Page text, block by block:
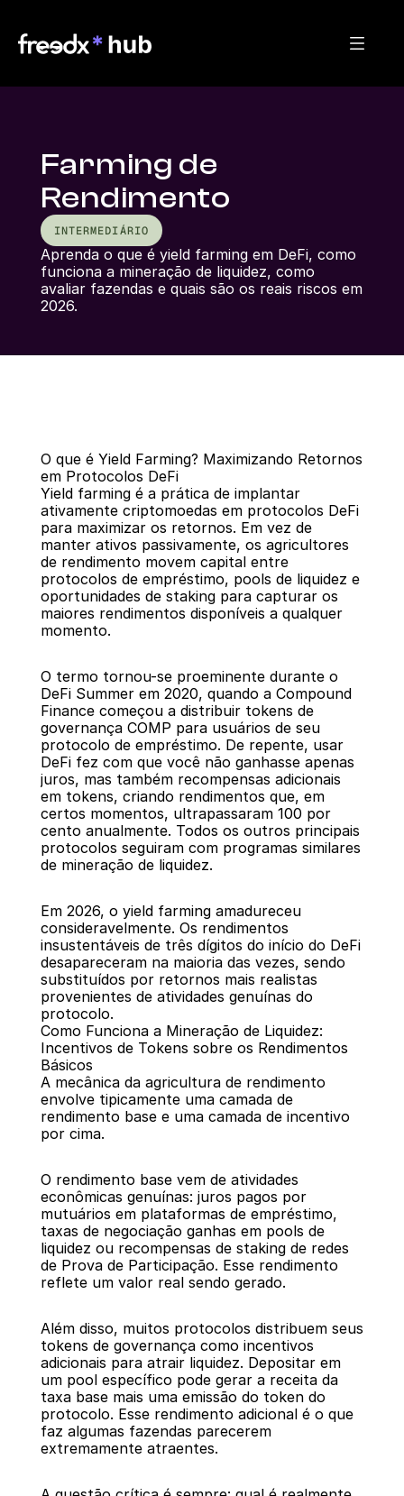
Farming de
Rendimento
INTERMEDIÁRIO
Aprenda o que é yield farming em DeFi, como
funciona a mineração de liquidez, como
avaliar fazendas e quais são os reais riscos em
2026.
Voltar
O que é Yield Farming? Maximizando Retornos
em Protocolos DeFi
Yield farming é a prática de implantar
ativamente criptomoedas em protocolos DeFi
para maximizar os retornos. Em vez de
manter ativos passivamente, os agricultores
de rendimento movem capital entre
protocolos de empréstimo, pools de liquidez e
oportunidades de staking para capturar os
maiores rendimentos disponíveis a qualquer
momento.
O termo tornou-se proeminente durante o
DeFi Summer em 2020, quando a Compound
Finance começou a distribuir tokens de
governança COMP para usuários de seu
protocolo de empréstimo. De repente, usar
DeFi fez com que você não ganhasse apenas
juros, mas também recompensas adicionais
em tokens, criando rendimentos que, em
certos momentos, ultrapassaram 100 por
cento anualmente. Todos os outros principais
protocolos seguiram com programas similares
de mineração de liquidez.
Em 2026, o yield farming amadureceu
consideravelmente. Os rendimentos
insustentáveis de três dígitos do início do DeFi
desapareceram na maioria das vezes, sendo
substituídos por retornos mais realistas
provenientes de atividades genuínas do
protocolo.
Como Funciona a Mineração de Liquidez:
Incentivos de Tokens sobre os Rendimentos
Básicos
A mecânica da agricultura de rendimento
envolve tipicamente uma camada de
rendimento base e uma camada de incentivo
por cima.
O rendimento base vem de atividades
econômicas genuínas: juros pagos por
mutuários em plataformas de empréstimo,
taxas de negociação ganhas em pools de
liquidez ou recompensas de staking de redes
de Prova de Participação. Esse rendimento
reflete um valor real sendo gerado.
Além disso, muitos protocolos distribuem seus
tokens de governança como incentivos
adicionais para atrair liquidez. Depositar em
um pool específico pode gerar a receita da
taxa base mais uma emissão do token do
protocolo. Esse rendimento adicional é o que
faz algumas fazendas parecerem
extremamente atraentes.